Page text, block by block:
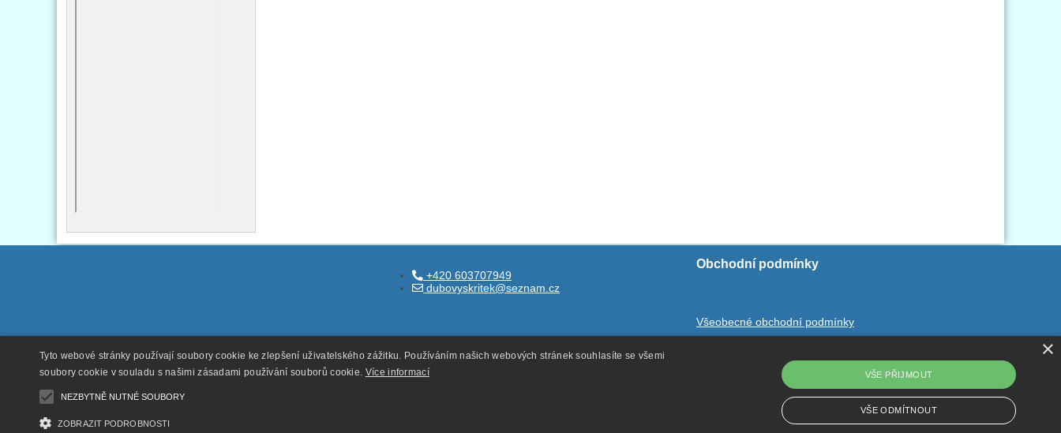
+420 603707949
dubovyskritek@seznam.cz
Obchodní podmínky
Všeobecné obchodní podmínky
Odstoupení od smlouvy
×
Tyto webové stránky používají soubory cookie ke zlepšení uživatelského zážitku. Používáním našich webových stránek souhlasíte se všemi
soubory cookie v souladu s našimi zásadami používání souborů cookie. Více informací
NEZBYTNĚ NUTNÉ SOUBORY
ZOBRAZIT PODROBNOSTI
VŠE PŘIJMOUT
VŠE ODMÍTNOUT